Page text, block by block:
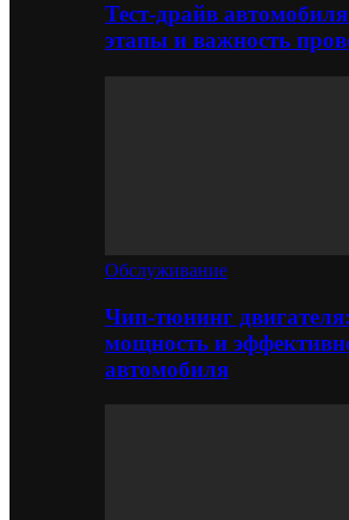
Тест-драйв
этапы и важность
Обслуживание
Чип-тюнинг
мощность и
автомобиля